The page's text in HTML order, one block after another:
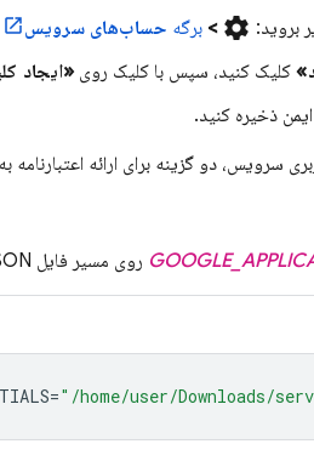
بروید: settings
> برگه حساب‌های سرویس
کلیک کنید، سپس با کلیک روی «ایجاد
سرویس، دو گزینه برای ارائه
روی مسیر فایل JSON که حاوی کلید حساب سرویس شماست، تنظیم کنید. این متغیر فقط برای جلسه پوسته فعلی شما اعمال می‌شود، بنابراین اگر یک جلسه جدید باز کردید، دوباره متغیر را تنظیم کنید.
="/home/user/Downloads/